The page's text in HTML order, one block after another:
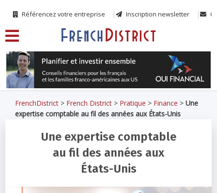
Référencez votre entreprise Inscription newsletter
FrenchDistrict > French District > Pratique > Finance >Une
expertise comptable au fil des années aux États-Unis
Une expertise comptable
au fil des années aux
États-Unis